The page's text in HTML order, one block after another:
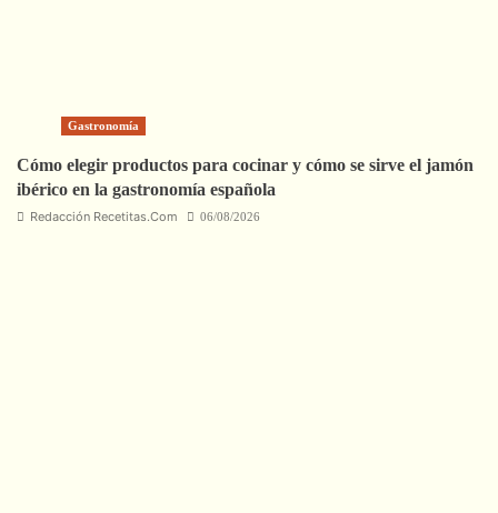
Gastronomía
Cómo elegir productos para cocinar y cómo se sirve el jamón
ibérico en la gastronomía española
Redacción Recetitas.Com 06/08/2026